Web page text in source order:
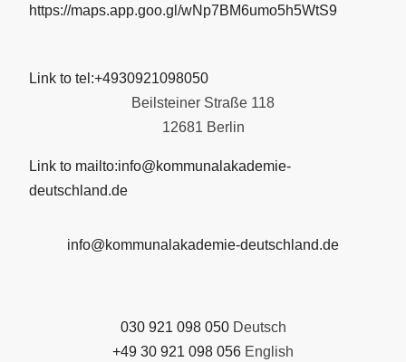
https://maps.app.goo.gl/wNp7BM6umo5h5WtS9
Link to tel:+4930921098050
Beilsteiner Straße 118
12681 Berlin
Link to mailto:info@kommunalakademie-
deutschland.de
info@kommunalakademie-deutschland.de
030 921 098 050Deutsch
+49 30 921 098 056 English